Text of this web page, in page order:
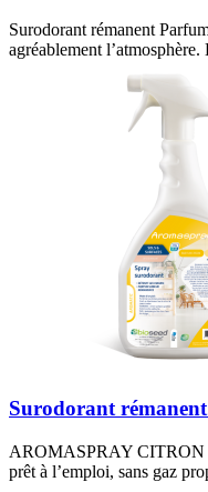
Surodorant rémanent
agréablement
Surodorant
AROMASPRAY CITRON
prêt à l’emploi, sans gaz